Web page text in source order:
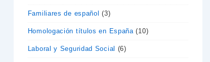
Familiares de español (3)
Homologación títulos en España(10)
Laboral y Seguridad Social (6)